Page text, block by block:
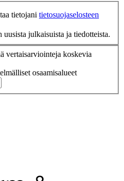
tietojani tietosuojaselosteen
julkaisuista ja tiedotteista.
osaamisalueet